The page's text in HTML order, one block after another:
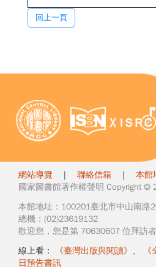
回上一頁
網站導覽 | 聯絡信箱 | 本館
國家圖書館著作權聲明 Copyright ©
本館地址：100201臺北市中山南路
總機：(02)23619132
歡迎您，您是第 70630607 位拜訪者
線上看：
《臺灣出版與閱讀》 、
日預告書訊